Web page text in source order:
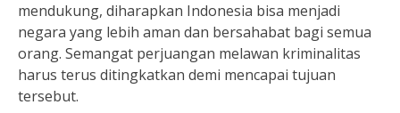
mendukung, diharapkan Indonesia bisa menjadi
negara yang lebih aman dan bersahabat bagi semua
orang. Semangat perjuangan melawan kriminalitas
harus terus ditingkatkan demi mencapai tujuan
tersebut.